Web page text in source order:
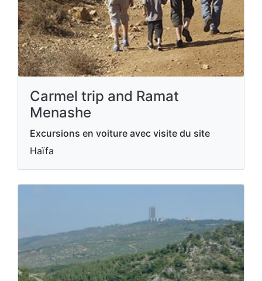
Carmel trip and Ramat
Menashe
Excursions en voiture avec visite du site
Haïfa